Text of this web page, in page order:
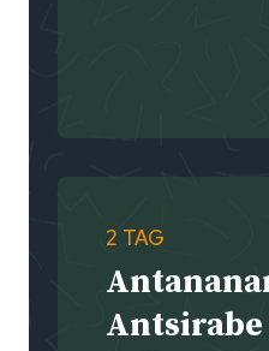
2 TAG
Antsirabe